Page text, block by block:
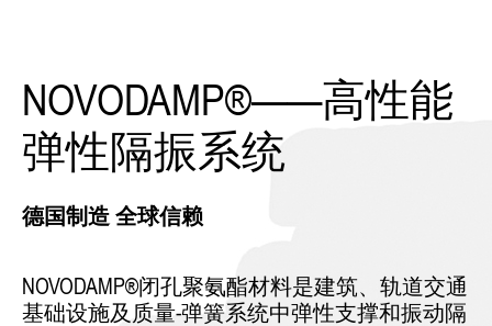
NOVODAMP®——高性能
弹性隔振系统
德国制造 全球信赖
NOVODAMP®闭孔聚氨酯材料是建筑、轨道交通
基础设施及质量-弹簧系统中弹性支撑和振动隔